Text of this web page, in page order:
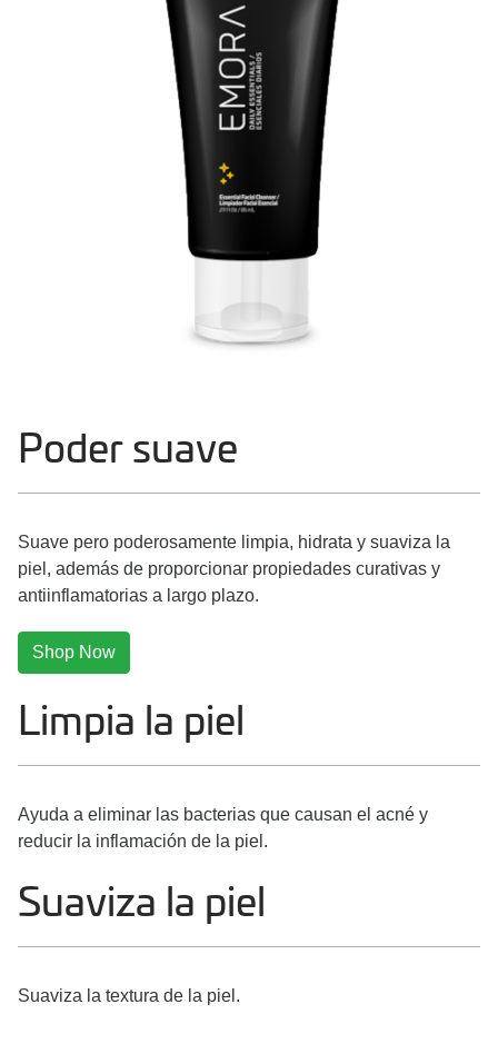
Poder suave
Suave pero poderosamente limpia, hidrata y suaviza la
piel, además de proporcionar propiedades curativas y
antiinflamatorias a largo plazo.
Shop Now
Limpia la piel
Ayuda a eliminar las bacterias que causan el acné y
reducir la inflamación de la piel.
Suaviza la piel
Suaviza la textura de la piel.